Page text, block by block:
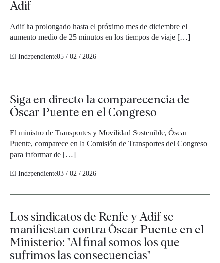
Adif
Adif ha prolongado hasta el próximo mes de diciembre el
aumento medio de 25 minutos en los tiempos de viaje […]
El Independiente05 / 02 / 2026
Siga en directo la comparecencia de
Óscar Puente en el Congreso
El ministro de Transportes y Movilidad Sostenible, Óscar
Puente, comparece en la Comisión de Transportes del Congreso
para informar de […]
El Independiente03 / 02 / 2026
Los sindicatos de Renfe y Adif se
manifiestan contra Óscar Puente en el
Ministerio: "Al final somos los que
sufrimos las consecuencias"